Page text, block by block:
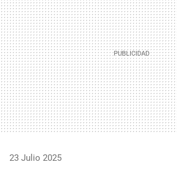
23 Julio 2025